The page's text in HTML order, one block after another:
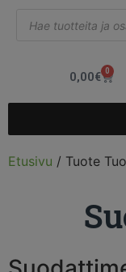
0,00€ 0
Etusivu / Tuote